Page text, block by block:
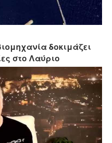
δοκιμάζει
στο Λαύριο